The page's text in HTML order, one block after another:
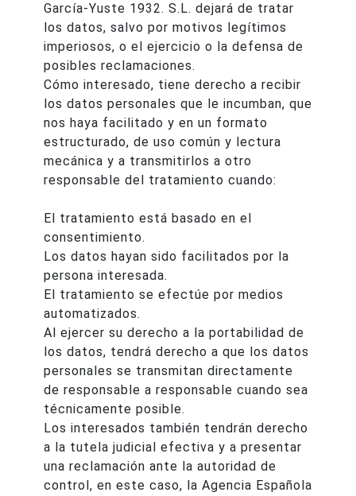
García-Yuste 1932. S.L. dejará de tratar
los datos, salvo por motivos legítimos
imperiosos, o el ejercicio o la defensa de
posibles reclamaciones.
Cómo interesado, tiene derecho a recibir
los datos personales que le incumban, que
nos haya facilitado y en un formato
estructurado, de uso común y lectura
mecánica y a transmitirlos a otro
responsable del tratamiento cuando:
El tratamiento está basado en el
consentimiento.
Los datos hayan sido facilitados por la
persona interesada.
El tratamiento se efectúe por medios
automatizados.
Al ejercer su derecho a la portabilidad de
los datos, tendrá derecho a que los datos
personales se transmitan directamente
de responsable a responsable cuando sea
técnicamente posible.
Los interesados también tendrán derecho
a la tutela judicial efectiva y a presentar
una reclamación ante la autoridad de
control, en este caso, la Agencia Española